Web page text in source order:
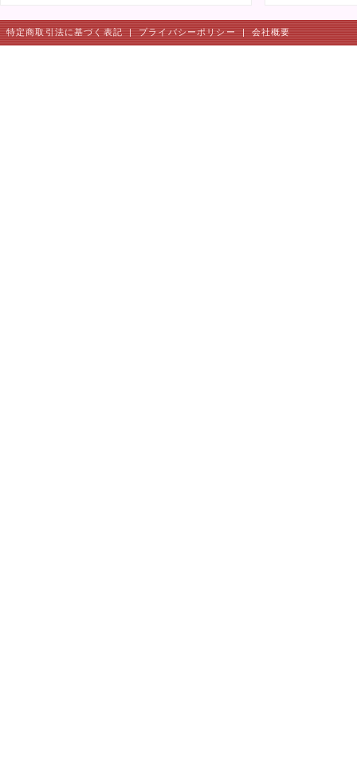
特定商取引法に基づく表記 | プライバシーポリシー | 会社概要